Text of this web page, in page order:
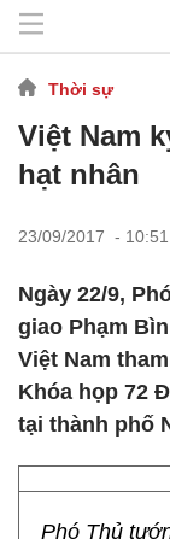
Thời sự
Việt Nam
hạt nhân
23/09/2017 - 10:51
Ngày 22/9,
giao Phạm
Việt Nam
Khóa họp 72
tại thành phố
Phó Thủ